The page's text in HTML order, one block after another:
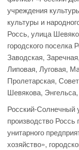
учреждения
культуры и
Россь, улица
городского
Заводская,
Липовая, Луговая,
Пролетарская,
Шевякова,
Росский-Солнечный
производство Россь
унитарного
хозяйство»,